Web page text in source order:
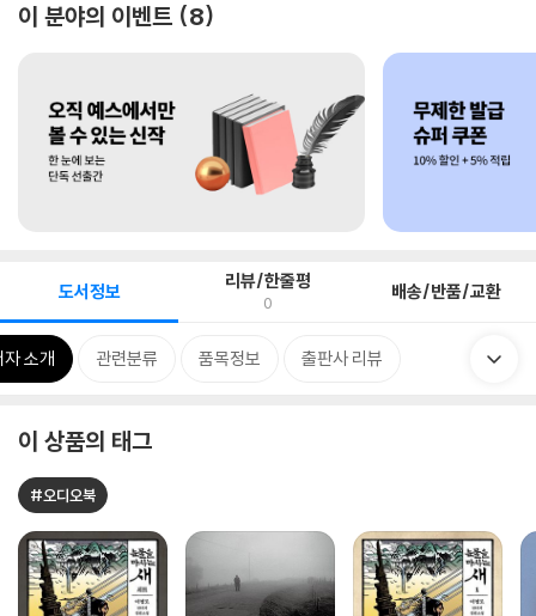
이 분야의 이벤트 8
도서정보 리뷰/한줄평
0 배송/반품/교환
자 소개 관련분류 품목정보 출판사 리뷰
이 상품의 태그
#오디오북